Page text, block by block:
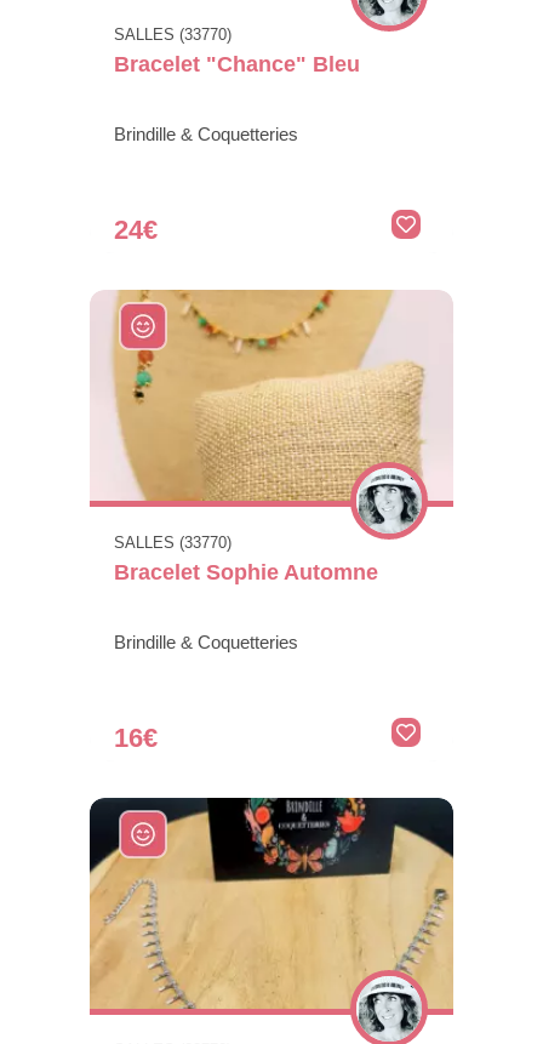
SALLES (33770)
Bracelet "Chance" Bleu
Brindille & Coquetteries
24€
SALLES (33770)
Bracelet Sophie Automne
Brindille & Coquetteries
16€